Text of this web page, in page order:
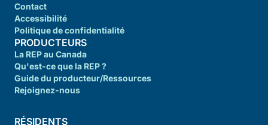
Contact
Accessibilité
Politique de confidentialité
PRODUCTEURS
La REP au Canada
Qu'est-ce que la REP ?
Guide du producteur/Ressources
Rejoignez-nous
RÉSIDENTS